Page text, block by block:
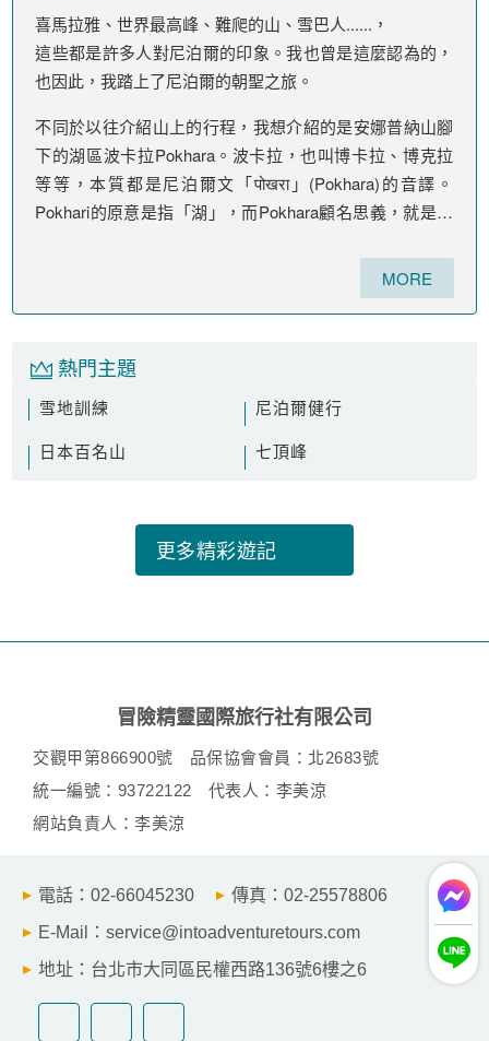
喜馬拉雅、世界最高峰、難爬的山、雪巴人......，
這些都是許多人對尼泊爾的印象。我也曾是這麼認為的，
也因此，我踏上了尼泊爾的朝聖之旅。
不同於以往介紹山上的行程，我想介紹的是安娜普納山腳
下的湖區波卡拉Pokhara。波卡拉，也叫博卡拉、博克拉
等等，本質都是尼泊爾文「पोखरा」(Pokhara)的音譯。
Pokhari的原意是指「湖」，而Pokhara顧名思義，就是一
MORE
熱門主題
雪地訓練 尼泊爾健行
日本百名山 七頂峰
更多精彩遊記
冒險精靈國際旅行社有限公司
交觀甲第866900號
品保協會會員：北2683號
統一編號：93722122
代表人：李美涼
網站負責人：李美涼
電話：02-66045230
傳真：02-25578806
E-Mail：service@intoadventuretours.com
地址：台北市大同區民權西路136號6樓之6